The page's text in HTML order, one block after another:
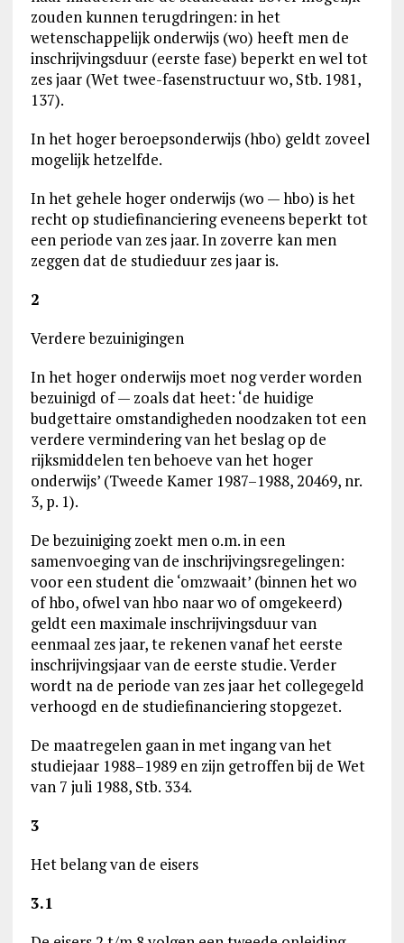
zouden kunnen terugdringen: in het
wetenschappelijk onderwijs (wo) heeft men de
inschrijvingsduur (eerste fase) beperkt en wel tot
zes jaar (Wet twee-fasenstructuur wo, Stb. 1981,
137).
In het hoger beroepsonderwijs (hbo) geldt zoveel
mogelijk hetzelfde.
In het gehele hoger onderwijs (wo — hbo) is het
recht op studiefinanciering eveneens beperkt tot
een periode van zes jaar. In zoverre kan men
zeggen dat de studieduur zes jaar is.
2
Verdere bezuinigingen
In het hoger onderwijs moet nog verder worden
bezuinigd of — zoals dat heet: ‘de huidige
budgettaire omstandigheden noodzaken tot een
verdere vermindering van het beslag op de
rijksmiddelen ten behoeve van het hoger
onderwijs’ (Tweede Kamer 1987–1988, 20469, nr.
3, p. 1).
De bezuiniging zoekt men o.m. in een
samenvoeging van de inschrijvingsregelingen:
voor een student die ‘omzwaait’ (binnen het wo
of hbo, ofwel van hbo naar wo of omgekeerd)
geldt een maximale inschrijvingsduur van
eenmaal zes jaar, te rekenen vanaf het eerste
inschrijvingsjaar van de eerste studie. Verder
wordt na de periode van zes jaar het collegegeld
verhoogd en de studiefinanciering stopgezet.
De maatregelen gaan in met ingang van het
studiejaar 1988–1989 en zijn getroffen bij de Wet
van 7 juli 1988, Stb. 334.
3
Het belang van de eisers
3.1